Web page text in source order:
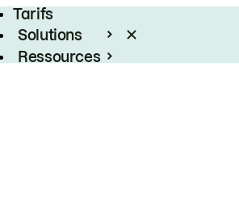
Tarifs
Solutions
Ressources